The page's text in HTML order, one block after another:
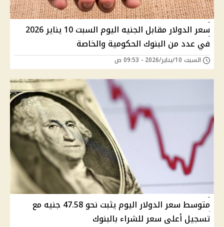
سعر الدولار مقابل الجنيه اليوم السبت 10 يناير 2026
في عدد من البنوك الحكومية والخاصة
السبت 10/يناير/2026 - 09:53 ص
متوسط سعر الدولار اليوم يثبت نحو 47.58 جنيه مع
تسجيل أعلى سعر للشراء بالبنوك